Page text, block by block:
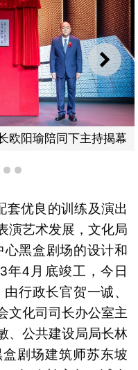
下一
主礼嘉宾合
7 8
套优良的训练及演出
演艺术发展，文化局
黑盒剧场的设计和
年4月底竣工，今日
行政长官贺一诚、
文化司司长办公室主
、公共建设局局长林
剧场建筑师苏东坡